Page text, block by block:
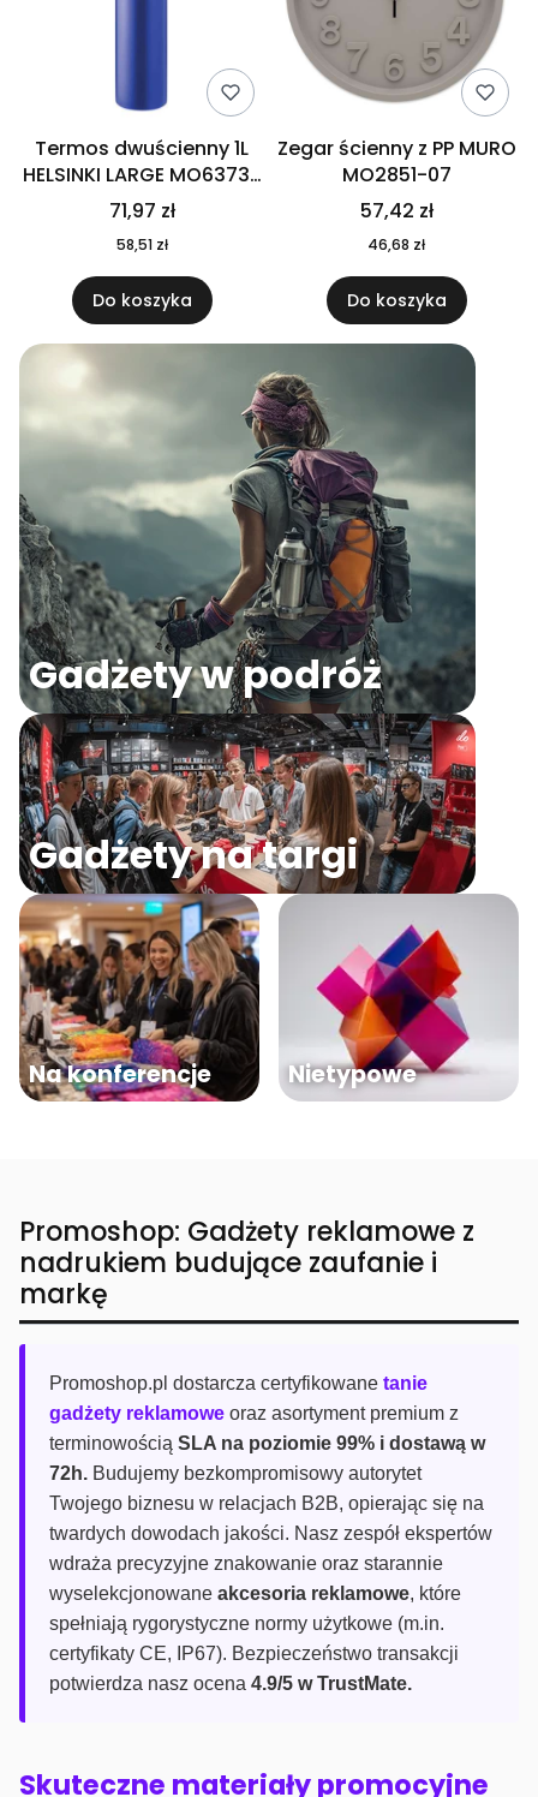
Termos dwuścienny 1L
HELSINKI LARGE MO6373-
04
71,97 zł
58,51 zł
Do koszyka
Zegar ścienny z PP MURO
MO2851-07
57,42 zł
46,68 zł
Do koszyka
Gadżety w podróż
Gadżety na targi
Na konferencje Nietypowe
Promoshop: Gadżety reklamowe z
nadrukiem budujące zaufanie i
markę
Promoshop.pl dostarcza certyfikowane tanie
gadżety reklamowe oraz asortyment premium z
terminowością SLA na poziomie 99% i dostawą w
72h. Budujemy bezkompromisowy autorytet
Twojego biznesu w relacjach B2B, opierając się na
twardych dowodach jakości. Nasz zespół ekspertów
wdraża precyzyjne znakowanie oraz starannie
wyselekcjonowane akcesoria reklamowe, które
spełniają rygorystyczne normy użytkowe (m.in.
certyfikaty CE, IP67). Bezpieczeństwo transakcji
potwierdza nasz ocena 4.9/5 w TrustMate.
Skuteczne materiały promocyjne